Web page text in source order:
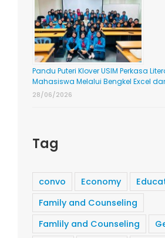
Pandu Puteri Klover USIM Perkasa
Mahasiswa Melalui Bengkel Excel
28/06/2026
Tag
convo Economy
Family and Counseling
Famlily and Counseling